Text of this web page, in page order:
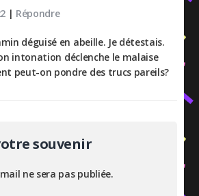
| Répondre
déguisé en abeille. Je détestais.
intonation déclenche le malaise
peut-on pondre des trucs pareils?
souvenir
ne sera pas publiée.